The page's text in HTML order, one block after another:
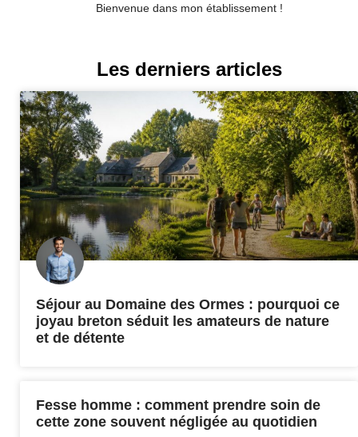
Bienvenue dans mon établissement !
Les derniers articles
Séjour au Domaine des Ormes : pourquoi ce
joyau breton séduit les amateurs de nature
et de détente
Fesse homme : comment prendre soin de
cette zone souvent négligée au quotidien